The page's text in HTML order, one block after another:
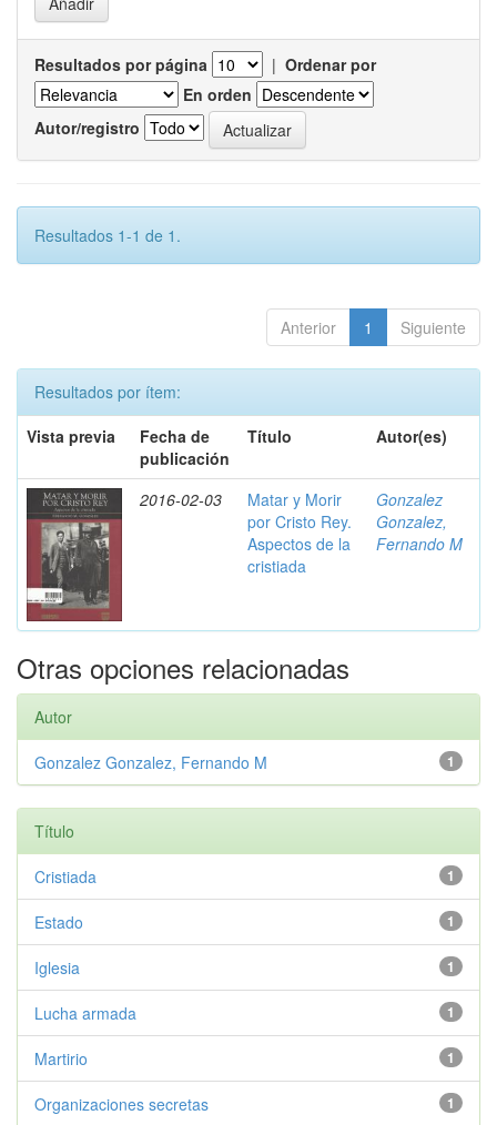
Resultados por página | Ordenar por
En orden
Autor/registro
Resultados 1-1 de 1.
Anterior 1 Siguiente
Resultados por ítem:
Vista previa
Fecha de
publicación
Título Autor(es)
2016-02-03
Matar y Morir
por Cristo Rey.
Aspectos de la
cristiada
Gonzalez
Gonzalez,
Fernando M
Otras opciones relacionadas
Autor
1
Gonzalez Gonzalez, Fernando M
Título
1
Cristiada
1
Estado
1
Iglesia
1
Lucha armada
1
Martirio
1
Organizaciones secretas